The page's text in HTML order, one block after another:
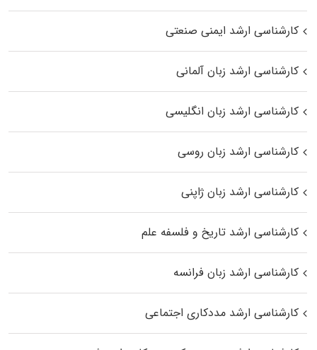
کارشناسی ارشد ایمنی صنعتی
کارشناسی ارشد زبان آلمانی
کارشناسی ارشد زبان انگلیسی
کارشناسی ارشد زبان روسی
کارشناسی ارشد زبان ژاپنی
کارشناسی ارشد تاریخ و فلسفه علم
کارشناسی ارشد زبان فرانسه
کارشناسی ارشد مددکاری اجتماعی